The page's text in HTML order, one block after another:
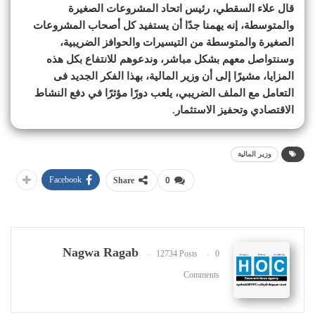
قال علاء السقطي، رئيس اتحاد المشروعات الصغيرة
والمتوسطة، إنه يهمنا جدًا أن يستفيد كل أصحاب المشروعات
الصغيرة والمتوسطة من التيسيرات والحوافز الضريبية،
وسنتواصل معهم بشكل مباشر، وندعوهم للانتفاع بكل هذه
المزايا، مشيرًا إلى أن وزير المالية، بهذا الفكر الجديد فى
التعامل مع الملف الضريبي، يلعب دورًا مؤثرًا في دفع النشاط
الاقتصادي وتحفيز الاستثمار.
وزير المالية
0
Share
Facebook
Nagwa Ragab 12734 Posts 0
Comments